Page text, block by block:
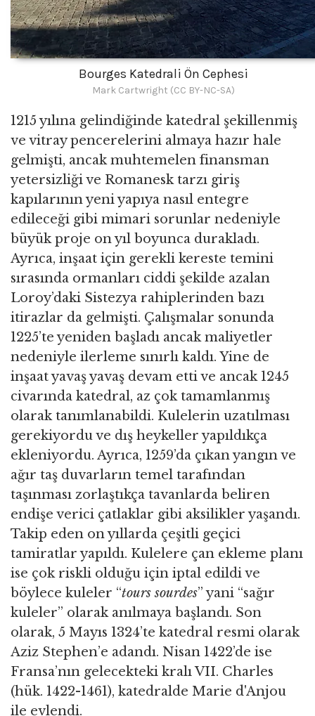
Bourges Katedrali Ön Cephesi
Mark Cartwright (CC BY-NC-SA)
1215 yılına gelindiğinde katedral şekillenmiş
ve vitray pencerelerini almaya hazır hale
gelmişti, ancak muhtemelen finansman
yetersizliği ve Romanesk tarzı giriş
kapılarının yeni yapıya nasıl entegre
edileceği gibi mimari sorunlar nedeniyle
büyük proje on yıl boyunca durakladı.
Ayrıca, inşaat için gerekli kereste temini
sırasında ormanları ciddi şekilde azalan
Loroy’daki Sistezya rahiplerinden bazı
itirazlar da gelmişti. Çalışmalar sonunda
1225’te yeniden başladı ancak maliyetler
nedeniyle ilerleme sınırlı kaldı. Yine de
inşaat yavaş yavaş devam etti ve ancak 1245
civarında katedral, az çok tamamlanmış
olarak tanımlanabildi. Kulelerin uzatılması
gerekiyordu ve dış heykeller yapıldıkça
ekleniyordu. Ayrıca, 1259’da çıkan yangın ve
ağır taş duvarların temel tarafından
taşınması zorlaştıkça tavanlarda beliren
endişe verici çatlaklar gibi aksilikler yaşandı.
Takip eden on yıllarda çeşitli geçici
tamiratlar yapıldı. Kulelere çan ekleme planı
ise çok riskli olduğu için iptal edildi ve
böylece kuleler “tours sourdes” yani “sağır
kuleler” olarak anılmaya başlandı. Son
olarak, 5 Mayıs 1324’te katedral resmi olarak
Aziz Stephen’e adandı. Nisan 1422’de ise
Fransa’nın gelecekteki kralı VII. Charles
(hük. 1422-1461), katedralde Marie d'Anjou
ile evlendi.